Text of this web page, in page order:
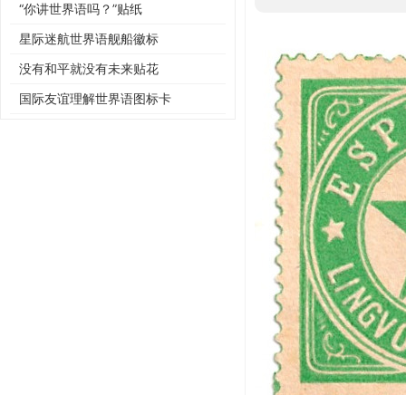
“你讲世界语吗？”贴纸
星际迷航世界语舰船徽标
没有和平就没有未来贴花
国际友谊理解世界语图标卡